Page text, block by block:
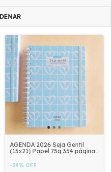
AGENDA 2026 Seja Gentil
(15x21) Papel 75g 354 páginas
-39% OFF